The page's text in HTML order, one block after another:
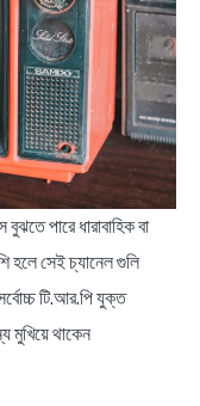
পারে ধারাবাহিক বা
হলে সেই চ্যানেল গুলি
টি.আর.পি যুক্ত
মুখিয়ে থাকেন